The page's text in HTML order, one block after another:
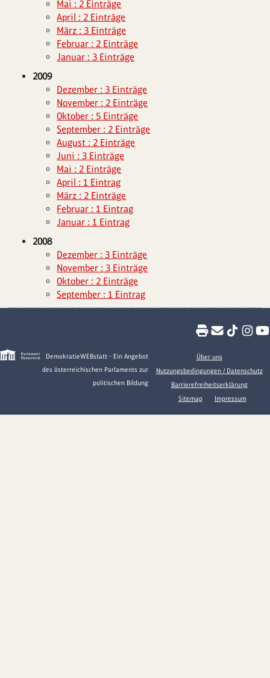
Mai : 2 Einträge
April : 2 Einträge
März : 3 Einträge
Februar : 2 Einträge
Januar : 3 Einträge
2009
Dezember : 3 Einträge
November : 2 Einträge
Oktober : 5 Einträge
September : 2 Einträge
August : 2 Einträge
Juni : 3 Einträge
Mai : 2 Einträge
April : 1 Eintrag
März : 2 Einträge
Februar : 1 Eintrag
Januar : 1 Eintrag
2008
Dezember : 3 Einträge
November : 3 Einträge
Oktober : 2 Einträge
September : 1 Eintrag
DemokratieWEBstatt - Ein Angebot
des österreichischen Parlaments zur
politischen Bildung
Über uns
Nutzungsbedingungen / Datenschutz
Barrierefreiheitserklärung
Sitemap
Impressum